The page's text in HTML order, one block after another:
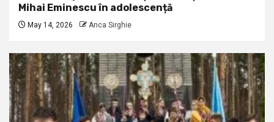
Mihai Eminescu în adolescență
May 14, 2026 Anca Sirghie